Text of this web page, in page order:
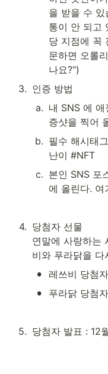
을 받을 수
통이 안 되고
당 지점에 꼭
문하면 오롤
나요?")
3. 인증 방법
a. 내 SNS 에
증샷을 찍어
b. 필수 해시태
난이 #NFT
c. 본인 SNS 포
에 올린다. 여
4. 당첨자 선물
연말에 사랑하는
비와 푸라닭을 다
• 레쓰비 당첨
• 푸라닭 당첨
5. 당첨자 발표 : 12